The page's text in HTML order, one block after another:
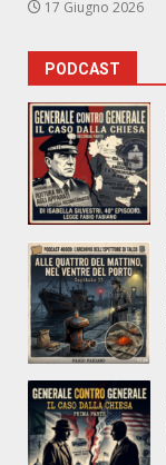
17 Giugno 2026
PODCAST